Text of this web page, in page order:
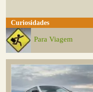
Curiosidades
Para Viagem